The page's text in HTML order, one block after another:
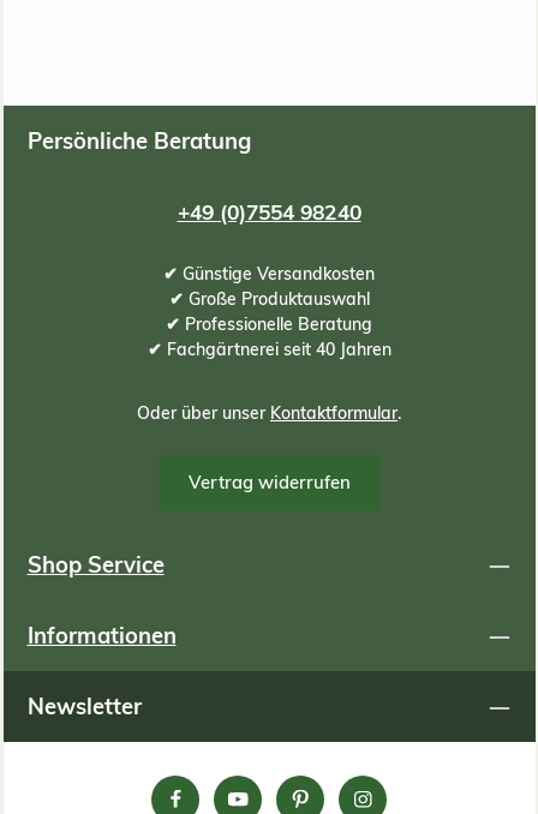
Persönliche Beratung
+49 (0)7554 98240
✔ Günstige Versandkosten
✔ Große Produktauswahl
✔ Professionelle Beratung
✔ Fachgärtnerei seit 40 Jahren
Oder über unser Kontaktformular.
Vertrag widerrufen
Shop Service
Informationen
Newsletter